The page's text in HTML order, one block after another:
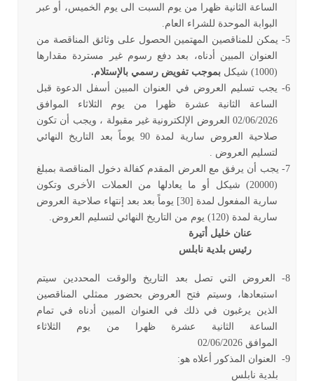
الساعة الثانية ظهرا من يوم السبت الى يوم الخميس، أو عبر
البوابة الموحدة للشراء العام.
5-
يمكن للمناقصين المهتمين الحصول على وثائق المناقصة من
العنوان المبين أدناه، بعد دفع رسوم غير مستردة مقدارها
(1000) شيكل
بموجب تفويض رسمي بالإستلام.
6-
يجب تسليم العروض في العنوان المبين أسفل الدعوة قبل
الساعة الثانية عشرة ظهرا من يوم الثلاثاء الموافق
02/06/2026 العروض الإلكترونية غير مقبولة ، ويجب أن تكون
صلاحية العروض سارية لمدة 90 يوماً بعد التاريخ النهائي
لتسليم العروض .
7-
يجب أن يرفق مع العرض المقدم كفالة دخول المناقصة بمبلغ
(20000) شيكل أو ما يعادلها من العملات الأخرى وتكون
سارية المفعول لمدة [30] يوماً بعد بعد إنتهاء صلاحية العروض
سارية لمدة (120) يوم من التاريخ النهائي لتسليم العروض
.
عنان خليل أتيرة
رئيس بلدية نابلس
8-
العروض التي تصل بعد التاريخ والوقت المحددين سيتم
استبعادها، وسيتم فتح العروض بحضور ممثلي المناقصين
الذين يرغبون في ذلك في العنوان المبين أدناه في تمام
الساعة الثانية عشرة ظهرا من يوم الثلاثاء
الموافق 02/06/2026
9-
العنوان المذكور أعلاه هو:
بلدية نابلس